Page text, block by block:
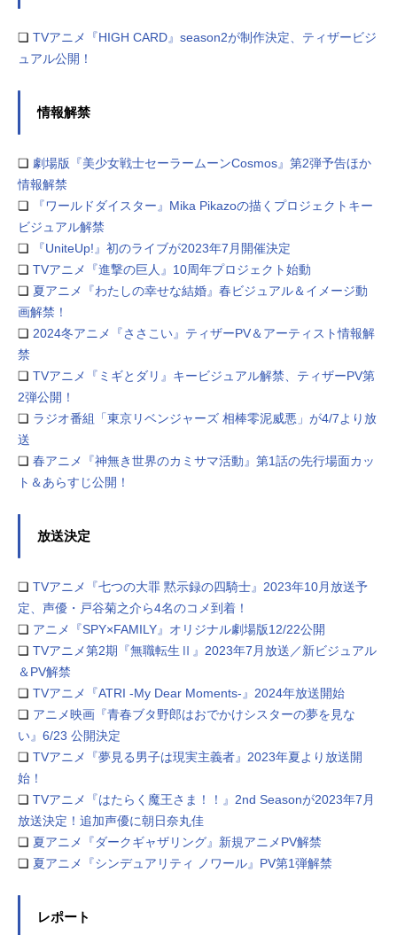
❏ TVアニメ『HIGH CARD』season2が制作決定、ティザービジ
ュアル公開！
情報解禁
❏ 劇場版『美少女戦士セーラームーンCosmos』第2弾予告ほか
情報解禁
❏
『ワールドダイスター』Mika Pikazoの描くプロジェクトキー
ビジュアル解禁
❏
『UniteUp!』初のライブが2023年7月開催決定
❏ TVアニメ『進撃の巨人』10周年プロジェクト始動
❏ 夏アニメ『わたしの幸せな結婚』春ビジュアル＆イメージ動
画解禁！
❏ 2024冬アニメ『ささこい』ティザーPV＆アーティスト情報解
禁
❏ TVアニメ『ミギとダリ』キービジュアル解禁、ティザーPV第
2弾公開！
❏ ラジオ番組「東京リベンジャーズ 相棒零泥威悪」が4/7より放
送
❏ 春アニメ『神無き世界のカミサマ活動』第1話の先行場面カッ
ト＆あらすじ公開！
放送決定
❏ TVアニメ『七つの大罪 黙示録の四騎士』2023年10月放送予
定、声優・戸谷菊之介ら4名のコメ到着！
❏ アニメ『SPY×FAMILY』オリジナル劇場版12/22公開
❏ TVアニメ第2期『無職転生Ⅱ』2023年7月放送／新ビジュアル
＆PV解禁
❏ TVアニメ『ATRI -My Dear Moments-』2024年放送開始
❏ アニメ映画『青春ブタ野郎はおでかけシスターの夢を見な
い』6/23 公開決定
❏ TVアニメ『夢見る男子は現実主義者』2023年夏より放送開
始！
❏ TVアニメ『はたらく魔王さま！！』2nd Seasonが2023年7月
放送決定！追加声優に朝日奈丸佳
❏ 夏アニメ『ダークギャザリング』新規アニメPV解禁
❏ 夏アニメ『シンデュアリティ ノワール』PV第1弾解禁
レポート